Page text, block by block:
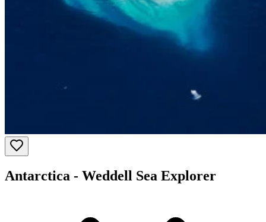
Antarctica - Weddell Sea Explorer